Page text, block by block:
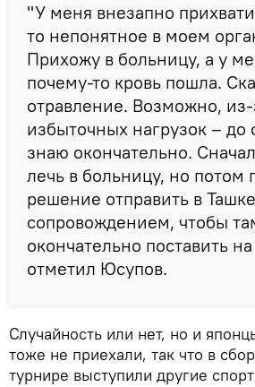
"У меня внезапно
то непонятное в моем
Прихожу в больницу, а у
почему-то кровь пошла.
отравление. Возможно, из-
избыточных нагрузок – до
знаю окончательно.
лечь в больницу, но потом
решение отправить в
сопровождением, чтобы
окончательно поставить
отметил Юсупов.
Случайность или нет, но и
тоже не приехали, так что в
турнире выступили другие